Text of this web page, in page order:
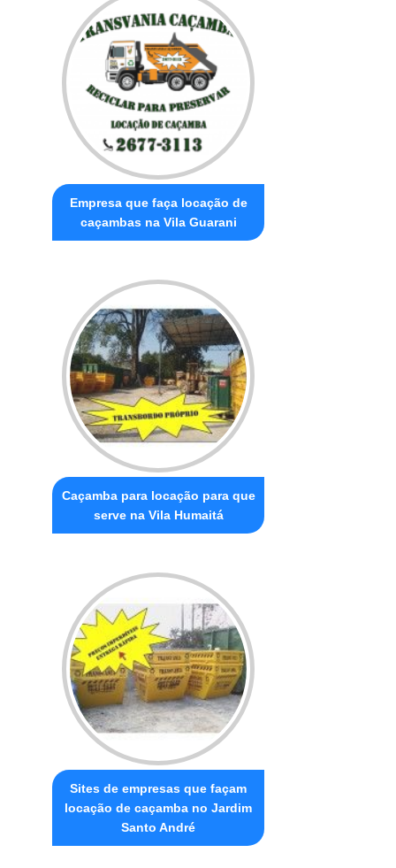
Empresa que faça locação de
caçambas na Vila Guarani
Caçamba para locação para que
serve na Vila Humaitá
Sites de empresas que façam
locação de caçamba no Jardim
Santo André